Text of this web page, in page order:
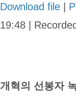
Download file
19:48
개혁의 선봉자